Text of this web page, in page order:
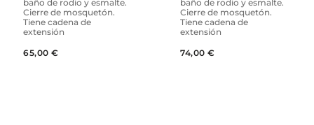
baño de rodio y esmalte.
Cierre de mosquetón.
Tiene cadena de
extensión
65,00 €
baño de rodio y esmalte.
Cierre de mosquetón.
Tiene cadena de
extensión
74,00 €